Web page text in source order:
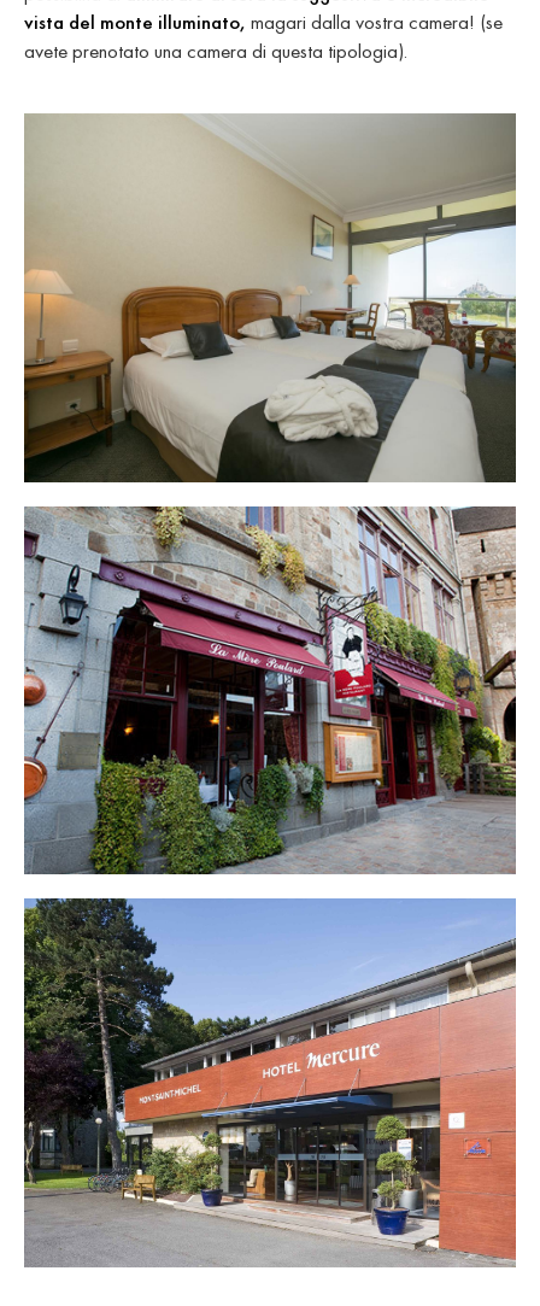
vista del monte illuminato, magari dalla vostra camera! (se
avete prenotato una camera di questa tipologia).